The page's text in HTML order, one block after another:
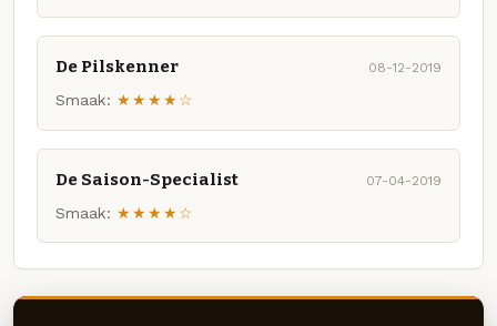
De Pilskenner 08-12-2019
Smaak: ★★★★☆
De Saison-Specialist 07-04-2019
Smaak: ★★★★☆